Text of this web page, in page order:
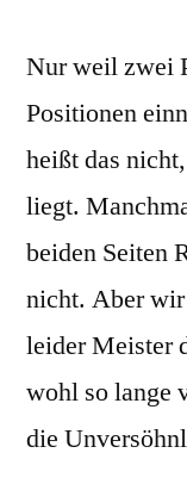
Nur weil zwei
Positionen
heißt das
liegt.
beiden Seiten
nicht. Aber
leider Meister
wohl so lange
die